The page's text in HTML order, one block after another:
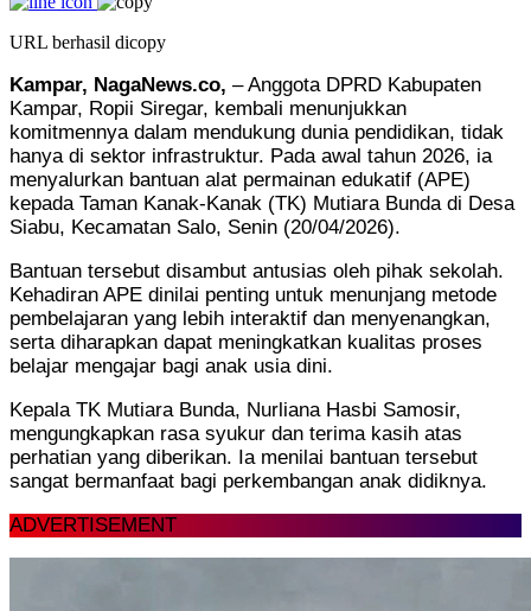
URL berhasil dicopy
Kampar, NagaNews.co, – Anggota DPRD Kabupaten
Kampar, Ropii Siregar, kembali menunjukkan
komitmennya dalam mendukung dunia pendidikan, tidak
hanya di sektor infrastruktur. Pada awal tahun 2026, ia
menyalurkan bantuan alat permainan edukatif (APE)
kepada Taman Kanak-Kanak (TK) Mutiara Bunda di Desa
Siabu, Kecamatan Salo, Senin (20/04/2026).
Bantuan tersebut disambut antusias oleh pihak sekolah.
Kehadiran APE dinilai penting untuk menunjang metode
pembelajaran yang lebih interaktif dan menyenangkan,
serta diharapkan dapat meningkatkan kualitas proses
belajar mengajar bagi anak usia dini.
Kepala TK Mutiara Bunda, Nurliana Hasbi Samosir,
mengungkapkan rasa syukur dan terima kasih atas
perhatian yang diberikan. Ia menilai bantuan tersebut
sangat bermanfaat bagi perkembangan anak didiknya.
ADVERTISEMENT